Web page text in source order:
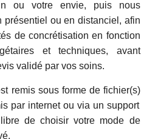
ou votre envie, puis nous
présentiel ou en distanciel, afin
de concrétisationen fonction
et techniques, avant
validé par vos soins.
remis sous forme de fichier(s)
par internet ou via un support
bre de choisir votre mode de